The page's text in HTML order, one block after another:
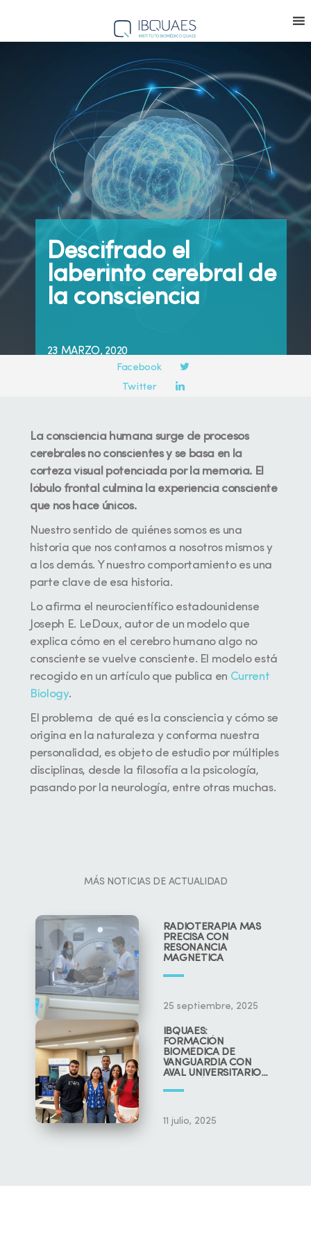
Descifrado el
laberinto cerebral de
la consciencia
23 MARZO, 2020Compartir en:
Facebook
Twitter
La consciencia humana surge de procesos
cerebrales no conscientes y se basa en la
corteza visual potenciada por la memoria. El
lóbulo frontal culmina la experiencia consciente
que nos hace únicos.
Nuestro sentido de quiénes somos es una
historia que nos contamos a nosotros mismos y
a los demás. Y nuestro comportamiento es una
parte clave de esa historia.
Lo afirma el neurocientífico estadounidense
Joseph E. LeDoux, autor de un modelo que
explica cómo en el cerebro humano algo no
consciente se vuelve consciente. El modelo está
recogido en un artículo que publica en Current
Biology.
El problema de qué es la consciencia y cómo se
origina en la naturaleza y conforma nuestra
personalidad, es objeto de estudio por múltiples
disciplinas, desde la filosofía a la psicología,
pasando por la neurología, entre otras muchas.
MÁS NOTICIAS DE ACTUALIDAD
RADIOTERAPIA MÁS
PRECISA CON
RESONANCIA
MAGNÉTICA
25 septiembre, 2025
IBQUAES:
FORMACIÓN
BIOMÉDICA DE
VANGUARDIA CON
AVAL UNIVERSITARIO
11 julio, 2025